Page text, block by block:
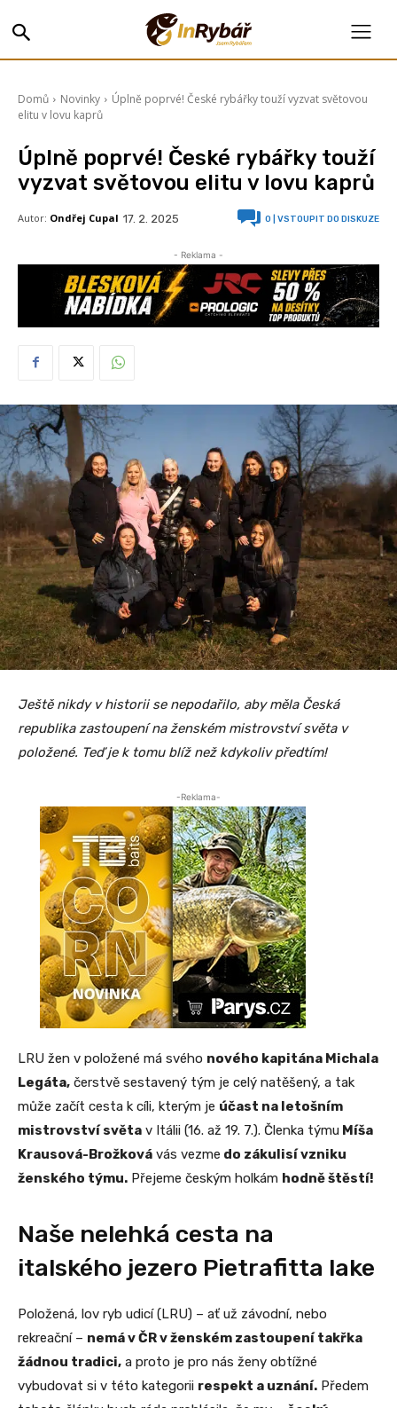
Domů Novinky
Úplně poprvé! České rybářky touží vyzvat světovou
elitu v lovu kaprů
Úplně poprvé! České rybářky touží
vyzvat světovou elitu v lovu kaprů
Autor: Ondřej Cupal 17. 2. 2025 0 | VSTOUPIT DO DISKUZE
- Reklama -
Ještě nikdy v historii se nepodařilo, aby měla Česká
republika zastoupení na ženském mistrovství světa v
položené. Teď je k tomu blíž než kdykoliv předtím!
-Reklama-
LRU žen v položené má svého nového kapitána Michala
Legáta, čerstvě sestavený tým je celý natěšený, a tak
může začít cesta k cíli, kterým je účast na letošním
mistrovství světa v Itálii (16. až 19. 7.). Členka týmu Míša
Krausová-Brožková vás vezme do zákulisí vzniku
ženského týmu. Přejeme českým holkám hodně štěstí!
Naše nelehká cesta na
italského jezero Pietrafitta lake
Položená, lov ryb udicí (LRU) – ať už závodní, nebo
rekreační – nemá v ČR v ženském zastoupení takřka
žádnou tradici, a proto je pro nás ženy obtížné
vybudovat si v této kategorii respekt a uznání. Předem